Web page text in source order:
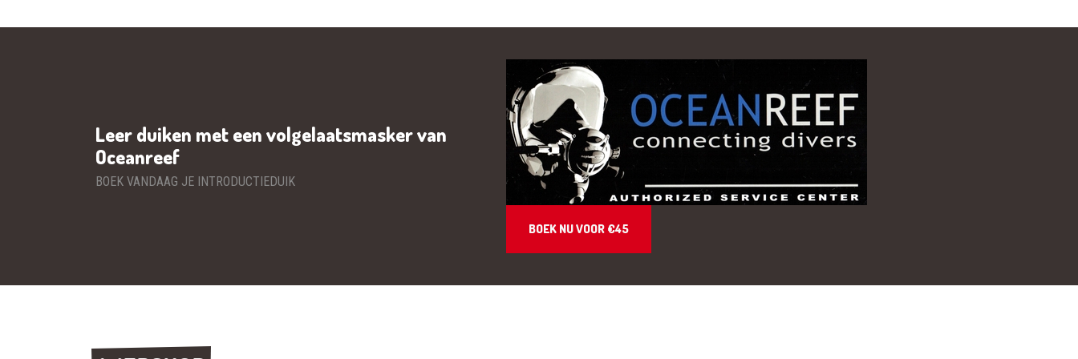
Leer duiken met een volgelaatsmasker van
Oceanreef
BOEK VANDAAG JE INTRODUCTIEDUIK
BOEK NU VOOR €45